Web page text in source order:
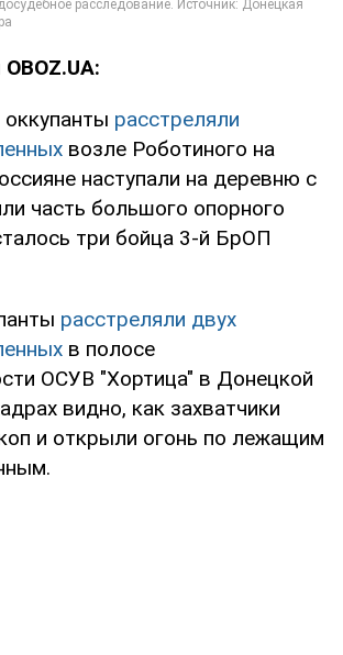
расстреляли
возле Роботиного на
наступали на деревню с
часть большого опорного
три бойца 3-й БрОП
расстреляли двух
в полосе
ОСУВ "Хортица" в Донецкой
видно, как захватчики
и открыли огонь по лежащим